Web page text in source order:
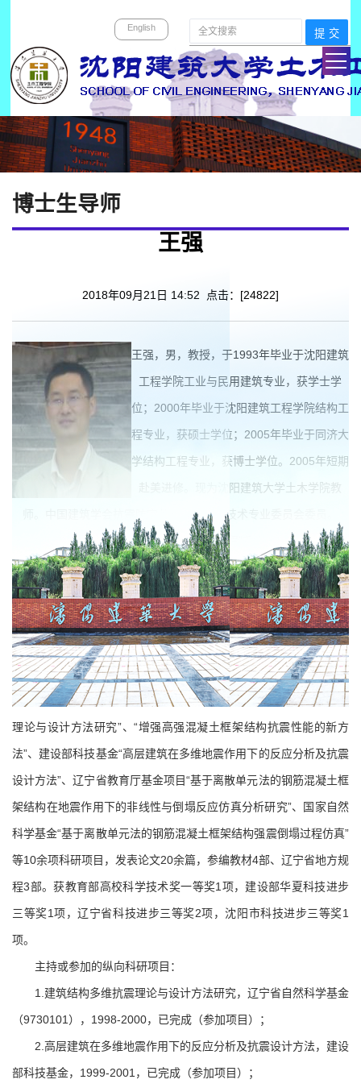
English
王强
2018年09月21日 14:52 点击：[24822]
王强，男，教授，于1993年毕业于沈阳建筑
工程学院工业与民用建筑专业，获学士学
位；2000年毕业于沈阳建筑工程学院结构工
程专业，获硕士学位；2005年毕业于同济大
学结构工程专业，获博士学位。2005年短期
赴美进修。现为沈阳建筑大学土木学院教
师。中国建筑学会抗震防灾分会抗震试验技术专业委员会委员。
2009年入选辽宁省“百千万人才工程”千人层次。
联系电话：13889127369
电子信箱：wangqiangsy@163.com
申请者主要研究方向为结构抗震理论及工程应用、复杂工程结
构数值模拟。参加过多项科研课题的研究工作，包括国家杰出青年
基金“超高层建筑结构抗震研究”、国家自然科学基金委员会创新研究
群体项目“土木工程防灾研究”、省自然科学基金“建筑结构多维抗震
理论与设计方法研究”、“增强高强混凝土框架结构抗震性能的新方
法”、建设部科技基金“高层建筑在多维地震作用下的反应分析及抗震
设计方法”、辽宁省教育厅基金项目“基于离散单元法的钢筋混凝土框
架结构在地震作用下的非线性与倒塌反应仿真分析研究”、国家自然
科学基金“基于离散单元法的钢筋混凝土框架结构强震倒塌过程仿真”
等10余项科研项目，发表论文20余篇，参编教材4部、辽宁省地方规
程3部。获教育部高校科学技术奖一等奖1项，建设部华夏科技进步
三等奖1项，辽宁省科技进步三等奖2项，沈阳市科技进步三等奖1
项。
主持或参加的纵向科研项目：
1.建筑结构多维抗震理论与设计方法研究，辽宁省自然科学基金
（9730101），1998-2000，已完成（参加项目）；
2.高层建筑在多维地震作用下的反应分析及抗震设计方法，建设
部科技基金，1999-2001，已完成（参加项目）；
博士生导师